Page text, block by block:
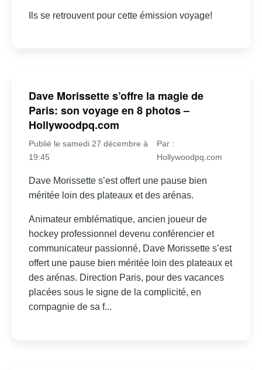
Ils se retrouvent pour cette émission voyage!
Dave Morissette s’offre la magie de
Paris: son voyage en 8 photos –
Hollywoodpq.com
Publié le samedi 27 décembre à
19:45
Par :
Hollywoodpq.com
Dave Morissette s’est offert une pause bien
méritée loin des plateaux et des arénas.
Animateur emblématique, ancien joueur de
hockey professionnel devenu conférencier et
communicateur passionné, Dave Morissette s’est
offert une pause bien méritée loin des plateaux et
des arénas. Direction Paris, pour des vacances
placées sous le signe de la complicité, en
compagnie de sa f...